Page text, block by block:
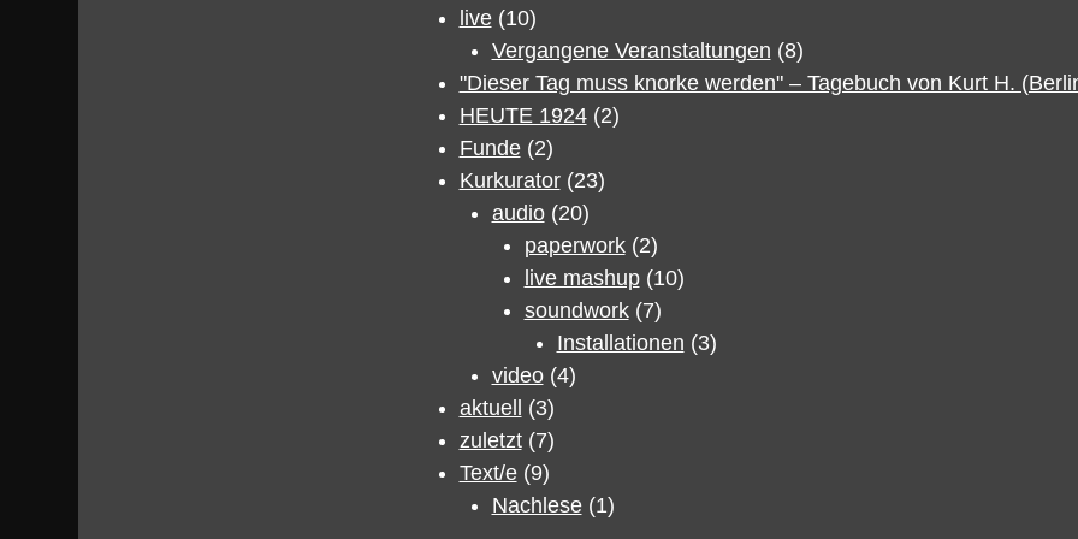
live(10)
Vergangene Veranstaltungen (8)
"Dieser Tag muss knorke werden" – Tagebuch von Kurt H.
HEUTE 1924(2)
Funde(2)
Kurkurator(23)
audio(20)
paperwork(2)
live mashup(10)
soundwork(7)
Installationen (3)
video(4)
aktuell
(3)
zuletzt(7)
Text/e(9)
Nachlese(1)